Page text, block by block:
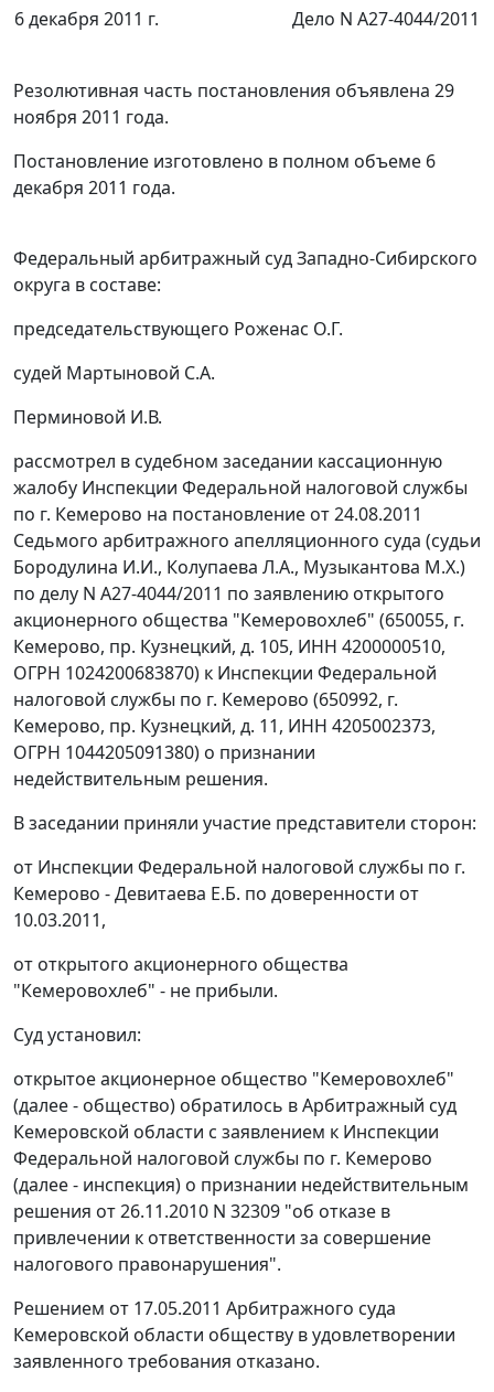
6 декабря 2011 г.
Дело N А27-4044/2011
Резолютивная часть постановления объявлена 29
ноября 2011 года.
Постановление изготовлено в полном объеме 6
декабря 2011 года.
Федеральный арбитражный суд Западно-Сибирского
округа в составе:
председательствующего Роженас О.Г.
судей Мартыновой С.А.
Перминовой И.В.
рассмотрел в судебном заседании кассационную
жалобу Инспекции Федеральной налоговой службы
по г. Кемерово на постановление от 24.08.2011
Седьмого арбитражного апелляционного суда (судьи
Бородулина И.И., Колупаева Л.А., Музыкантова М.Х.)
по делу N А27-4044/2011 по заявлению открытого
акционерного общества "Кемеровохлеб" (650055, г.
Кемерово, пр. Кузнецкий, д. 105, ИНН 4200000510,
ОГРН 1024200683870) к Инспекции Федеральной
налоговой службы по г. Кемерово (650992, г.
Кемерово, пр. Кузнецкий, д. 11, ИНН 4205002373,
ОГРН 1044205091380) о признании
недействительным решения.
В заседании приняли участие представители сторон:
от Инспекции Федеральной налоговой службы по г.
Кемерово - Девитаева Е.Б. по доверенности от
10.03.2011,
от открытого акционерного общества
"Кемеровохлеб" - не прибыли.
Суд установил:
открытое акционерное общество "Кемеровохлеб"
(далее - общество) обратилось в Арбитражный суд
Кемеровской области с заявлением к Инспекции
Федеральной налоговой службы по г. Кемерово
(далее - инспекция) о признании недействительным
решения от 26.11.2010 N 32309 "об отказе в
привлечении к ответственности за совершение
налогового правонарушения".
Решением от 17.05.2011 Арбитражного суда
Кемеровской области обществу в удовлетворении
заявленного требования отказано.